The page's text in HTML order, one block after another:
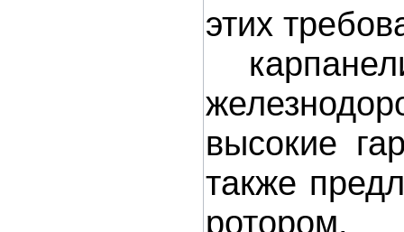
этих
высокие
также
ротором.